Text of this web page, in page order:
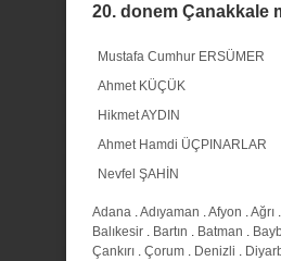
20. donem Çanakkale
Mustafa Cumhur ERSÜMER
Ahmet KÜÇÜK
Hikmet AYDIN
Ahmet Hamdi ÜÇPINARLAR
Nevfel ŞAHİN
Adana .Adıyaman .Afyon .Ağrı .
Balıkesir . Bartın . Batman .
Çankırı . Çorum . Denizli .